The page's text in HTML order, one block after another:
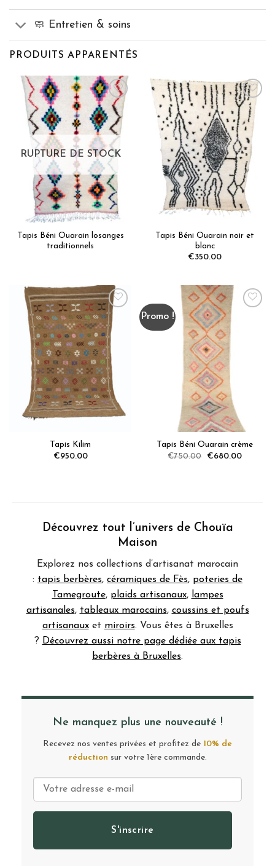
🧼 Entretien & soins
PRODUITS APPARENTÉS
Ajoutez
aux
favoris
RUPTURE DE STOCK
Tapis Béni Ouarain losanges
traditionnels
Ajoutez
aux
favoris
Tapis Béni Ouarain noir et
blanc
€350.00
Ajoutez
aux
favoris
Tapis Kilim
€950.00
Promo !
Tapis Béni Ouarain crème
€750.00
Original
€680.00Current
Découvrez tout l’univers de Chouïa
Maison
Explorez nos collections d’artisanat marocain
: tapis berbères, céramiques de Fès, poteries de
Tamegroute, plaids artisanaux, lampes
artisanales, tableaux marocains, coussins et poufs
artisanauxet miroirs. Vous êtes à Bruxelles
? Découvrez aussi notre page dédiée aux tapis
berbères à Bruxelles.
Ne manquez plus une nouveauté !
Recevez nos ventes privées et profitez de 10% de
réduction sur votre 1ère commande.
S'inscrire